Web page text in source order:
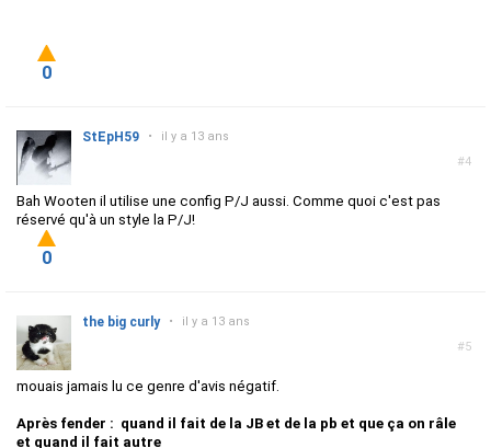
0
#4
StEpH59 • il y a 13 ans
Bah Wooten il utilise une config P/J aussi. Comme quoi c'est pas
réservé qu'à un style la P/J!
0
#5
the big curly • il y a 13 ans
mouais jamais lu ce genre d'avis négatif.
Après fender : quand il fait de la JB et de la pb et que ça on râle
et quand il fait autre